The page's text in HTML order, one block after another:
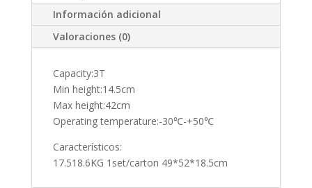
Información adicional
Valoraciones (0)
Capacity:3T
Min height:14.5cm
Max height:42cm
Operating temperature:-30℃-+50℃
Característicos:
17.518.6KG 1set/carton 49*52*18.5cm